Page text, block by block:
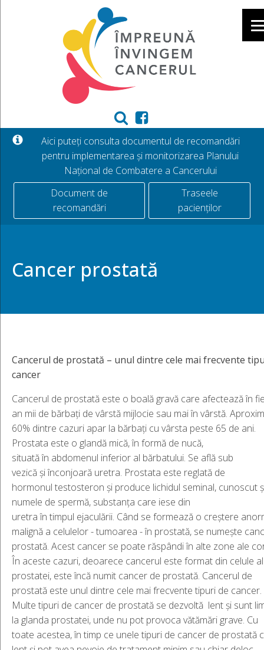
Aici puteți consulta documentul de recomandări
pentru implementarea și monitorizarea Planului
Național de Combatere a Cancerului
Document de
recomandări
Traseele
pacienților
Cancer prostată
Cancerul de prostată – unul dintre cele mai frecvente
cancer
Cancerul de prostată este o boală gravă care afectează în
an mii de bărbați de vârstă mijlocie sau mai în vârstă.
60% dintre cazuri apar la bărbați cu vârsta peste 65 de ani.
Prostata este o glandă mică, în formă de nucă,
situată în abdomenul inferior al bărbatului. Se află sub
vezică și înconjoară uretra. Prostata este reglată de
hormonul testosteron și produce lichidul seminal, cunoscut
numele de spermă, substanța care iese din
uretra în timpul ejaculării. Când se formează o creștere
malignă a celulelor - tumoarea - în prostată, se numește
prostată. Acest cancer se poate răspândi în alte zone ale
În aceste cazuri, deoarece cancerul este format din celule
prostatei, este încă numit cancer de prostată. Cancerul de
prostată este unul dintre cele mai frecvente tipuri de cancer.
Multe tipuri de cancer de prostată se dezvoltă lent și sunt
la glanda prostatei, unde nu pot provoca vătămări grave. Cu
toate acestea, în timp ce unele tipuri de cancer de prostată